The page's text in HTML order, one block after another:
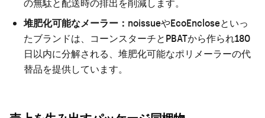
堆肥化可能なメーラー： noissueやEcoEncloseといっ
たブランドは、コーンスターチとPBATから作られ180
日以内に分解される、堆肥化可能なポリメーラーの代
替品を提供しています。